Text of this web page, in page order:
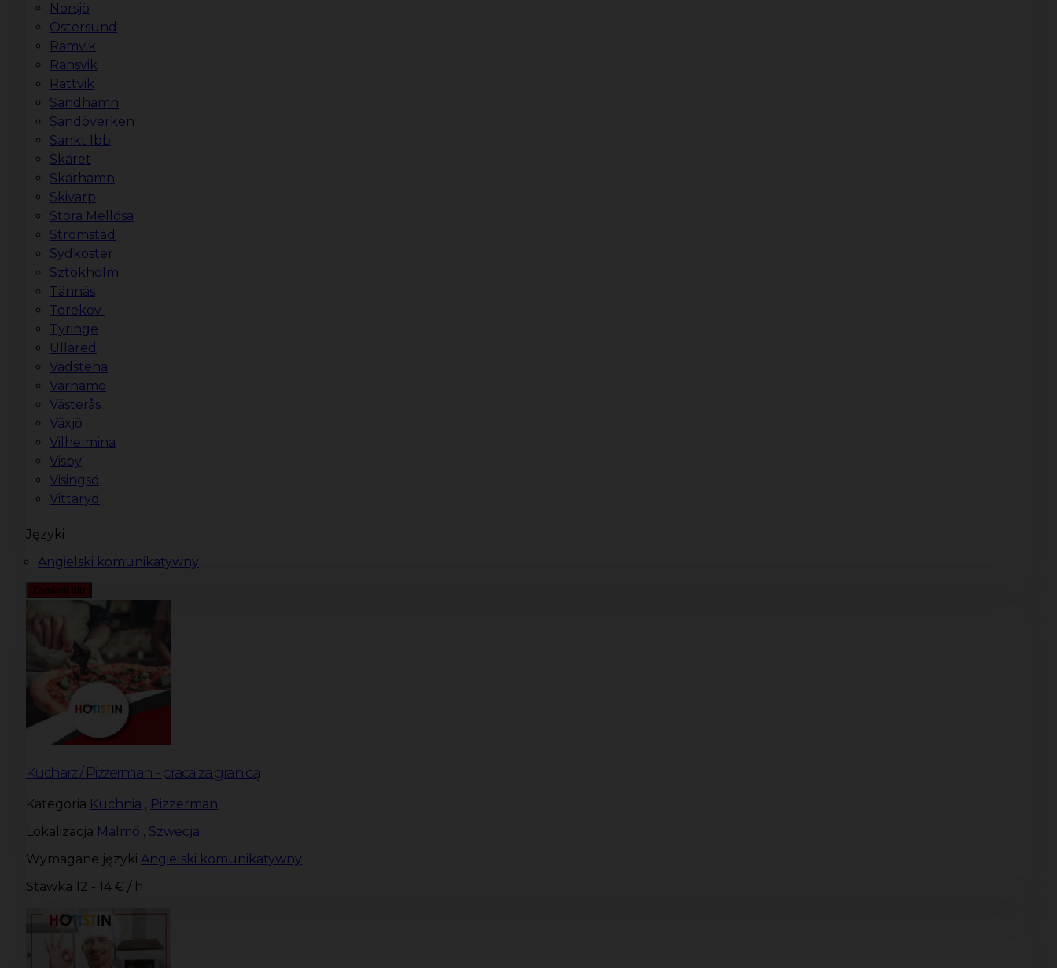
Norsjö
Östersund
Ramvik
Ransvik
Rättvik
Sandhamn
Sandöverken
Sankt Ibb
Skäret
Skärhamn
Skivarp
Stora Mellösa
Strömstad
Sydkoster
Sztokholm
Tännäs
Torekov
Tyringe
Ullared
Vadstena
Värnamo
Västerås
Växjö
Vilhelmina
Visby
Visingsö
Vittaryd
Języki
Angielski komunikatywny
Zamknij filtr
Kucharz / Pizzerman - praca za granicą
Kategoria Kuchnia , Pizzerman
Lokalizacja Malmö , Szwecja
Wymagane języki Angielski komunikatywny
Stawka 12 - 14 € / h